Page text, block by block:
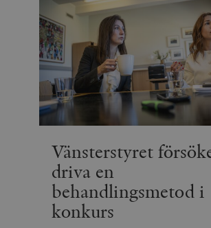
Vänsterstyret
driva en
behandlingsmetod i
konkurs